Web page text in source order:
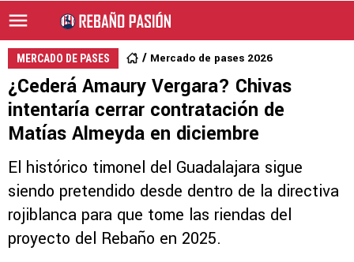
MERCADO DE PASES Mercado de pases 2026
¿Cederá Amaury Vergara? Chivas
intentaría cerrar contratación de
Matías Almeyda en diciembre
El histórico timonel del Guadalajara sigue
siendo pretendido desde dentro de la directiva
rojiblanca para que tome las riendas del
proyecto del Rebaño en 2025.